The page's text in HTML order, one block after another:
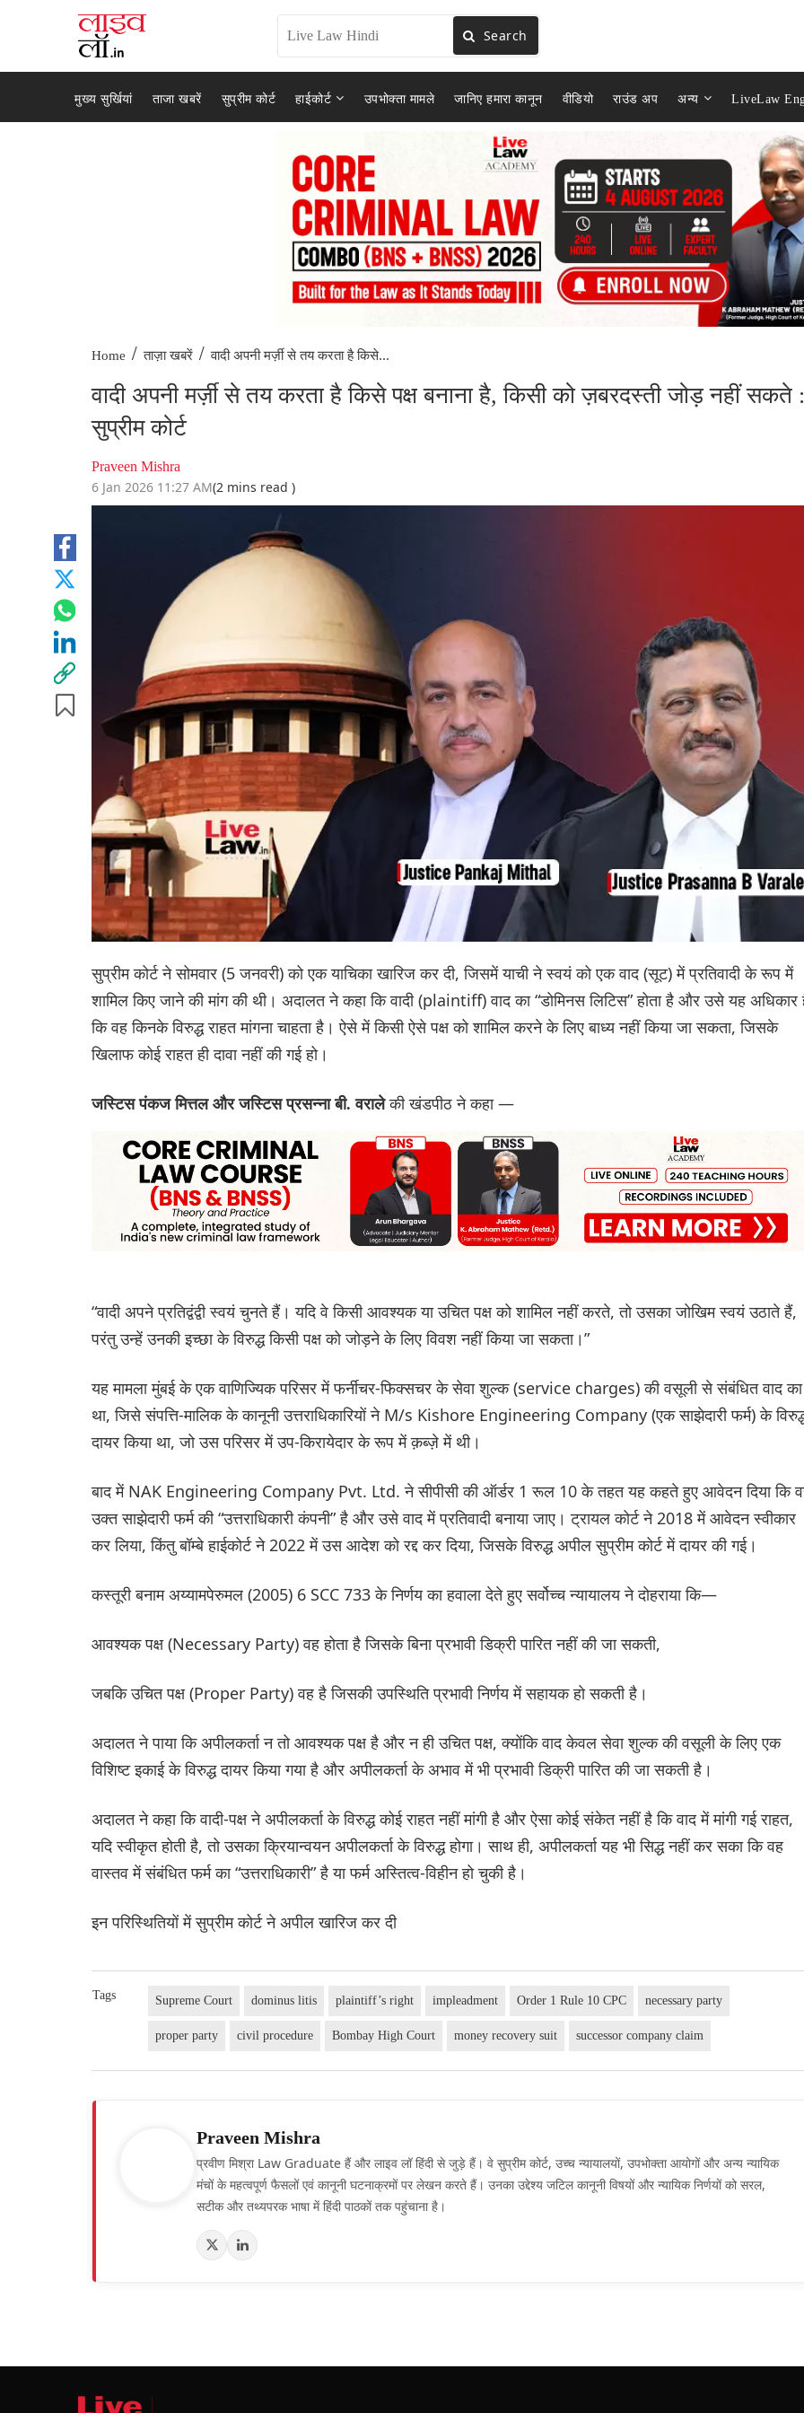
Search
मुख्य सुर्खियां ताजा खबरें सुप्रीम कोर्ट हाईकोर्ट उपभोक्ता मामले जानिए हमारा कानून वीडियो राउंड अप अन्य LiveLaw
Home / ताज़ा खबरें / वादी अपनी मर्ज़ी से तय करता है किसे...
वादी अपनी मर्ज़ी से तय करता है किसे पक्ष बनाना है, किसी को ज़बरदस्ती जोड़ नहीं सकते :
सुप्रीम कोर्ट
Praveen Mishra
6 Jan 2026 11:27 AM(2 mins read )
सुप्रीम कोर्ट ने सोमवार (5 जनवरी) को एक याचिका खारिज कर दी, जिसमें याची ने स्वयं को एक वाद (सूट) में प्रतिवादी के रूप में
शामिल किए जाने की मांग की थी। अदालत ने कहा कि वादी (plaintiff) वाद का “डोमिनस लिटिस” होता है और उसे यह अधिकार
कि वह किनके विरुद्ध राहत मांगना चाहता है। ऐसे में किसी ऐसे पक्ष को शामिल करने के लिए बाध्य नहीं किया जा सकता, जिसके
खिलाफ कोई राहत ही दावा नहीं की गई हो।
जस्टिस पंकज मित्तल और जस्टिस प्रसन्ना बी. वरालेकी खंडपीठ ने कहा —
“वादी अपने प्रतिद्वंद्वी स्वयं चुनते हैं। यदि वे किसी आवश्यक या उचित पक्ष को शामिल नहीं करते, तो उसका जोखिम स्वयं उठाते हैं,
परंतु उन्हें उनकी इच्छा के विरुद्ध किसी पक्ष को जोड़ने के लिए विवश नहीं किया जा सकता।”
यह मामला मुंबई के एक वाणिज्यिक परिसर में फर्नीचर-फिक्सचर के सेवा शुल्क (service charges) की वसूली से संबंधित वाद का
था, जिसे संपत्ति-मालिक के कानूनी उत्तराधिकारियों ने M/s Kishore Engineering Company (एक साझेदारी फर्म) के
दायर किया था, जो उस परिसर में उप-किरायेदार के रूप में क़ब्ज़े में थी।
बाद में NAK Engineering Company Pvt. Ltd. ने सीपीसी की ऑर्डर 1 रूल 10 के तहत यह कहते हुए आवेदन दिया कि
उक्त साझेदारी फर्म की “उत्तराधिकारी कंपनी” है और उसे वाद में प्रतिवादी बनाया जाए। ट्रायल कोर्ट ने 2018 में आवेदन स्वीकार
कर लिया, किंतु बॉम्बे हाईकोर्ट ने 2022 में उस आदेश को रद्द कर दिया, जिसके विरुद्ध अपील सुप्रीम कोर्ट में दायर की गई।
कस्तूरी बनाम अय्यामपेरुमल (2005) 6 SCC 733 के निर्णय का हवाला देते हुए सर्वोच्च न्यायालय ने दोहराया कि—
आवश्यक पक्ष (Necessary Party) वह होता है जिसके बिना प्रभावी डिक्री पारित नहीं की जा सकती,
जबकि उचित पक्ष (Proper Party) वह है जिसकी उपस्थिति प्रभावी निर्णय में सहायक हो सकती है।
अदालत ने पाया कि अपीलकर्ता न तो आवश्यक पक्ष है और न ही उचित पक्ष, क्योंकि वाद केवल सेवा शुल्क की वसूली के लिए एक
विशिष्ट इकाई के विरुद्ध दायर किया गया है और अपीलकर्ता के अभाव में भी प्रभावी डिक्री पारित की जा सकती है।
अदालत ने कहा कि वादी-पक्ष ने अपीलकर्ता के विरुद्ध कोई राहत नहीं मांगी है और ऐसा कोई संकेत नहीं है कि वाद में मांगी गई राहत,
यदि स्वीकृत होती है, तो उसका क्रियान्वयन अपीलकर्ता के विरुद्ध होगा। साथ ही, अपीलकर्ता यह भी सिद्ध नहीं कर सका कि वह
वास्तव में संबंधित फर्म का “उत्तराधिकारी” है या फर्म अस्तित्व-विहीन हो चुकी है।
इन परिस्थितियों में सुप्रीम कोर्ट ने अपील खारिज कर दी
Tags Supreme Court dominus litis plaintiff’s right impleadment Order 1 Rule 10 CPC necessary party
proper party civil procedure Bombay High Court money recovery suit successor company claim
Praveen Mishra
प्रवीण मिश्रा Law Graduate हैं और लाइव लॉ हिंदी से जुड़े हैं। वे सुप्रीम कोर्ट, उच्च न्यायालयों, उपभोक्ता आयोगों और अन्य न्यायिक
मंचों के महत्वपूर्ण फैसलों एवं कानूनी घटनाक्रमों पर लेखन करते हैं। उनका उद्देश्य जटिल कानूनी विषयों और न्यायिक निर्णयों को सरल,
सटीक और तथ्यपरक भाषा में हिंदी पाठकों तक पहुंचाना है।